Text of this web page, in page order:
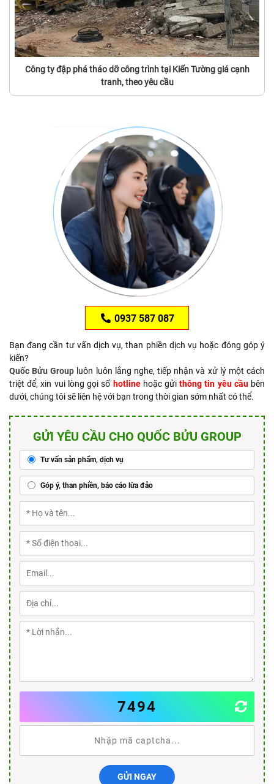
Công ty đập phá tháo dỡ công trình tại Kiến Tường giá cạnh
tranh, theo yêu cầu
0937 587 087
Bạn đang cần tư vấn dịch vụ, than phiền dịch vụ hoặc đóng góp ý
kiến?
Quốc Bửu Group luôn luôn lắng nghe, tiếp nhận và xử lý một cách
triệt để, xin vui lòng gọi số hotlinehoặc gửithông tin yêu cầubên
dưới, chúng tôi sẽ liên hệ với bạn trong thời gian sớm nhất có thể.
GỬI YÊU CẦU CHO QUỐC BỬU GROUP
Tư vấn sản phẩm, dịch vụ
Góp ý, than phiền, báo cáo lừa đảo
7494
GỬI NGAY